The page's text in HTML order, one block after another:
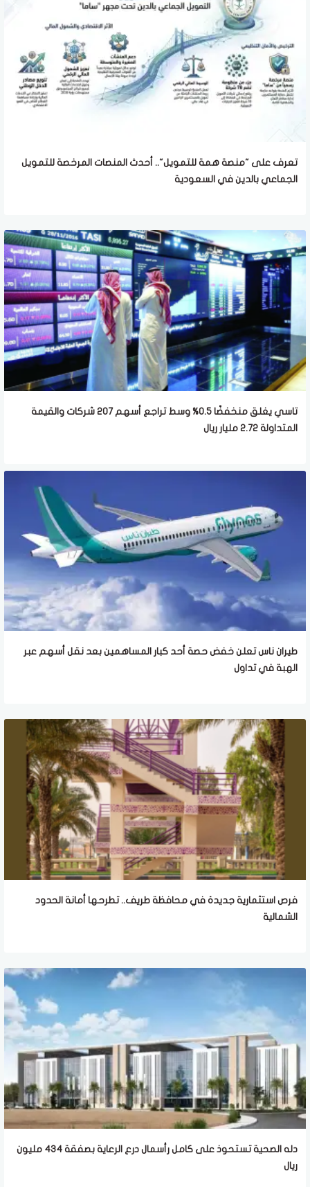
تعرف على "منصة همة للتمويل".. أحدث المنصات المرخصة للتمويل
الجماعي بالدين في السعودية
تاسي يغلق منخفضًا 0.5% وسط تراجع أسهم 207 شركات والقيمة
المتداولة 2.72 مليار ريال
طيران ناس تعلن خفض حصة أحد كبار المساهمين بعد نقل أسهم عبر
الهبة في تداول
فرص استثمارية جديدة في محافظة طريف.. تطرحها أمانة الحدود
الشمالية
دله الصحية تستحوذ على كامل رأسمال درع الرعاية بصفقة 434 مليون
ريال